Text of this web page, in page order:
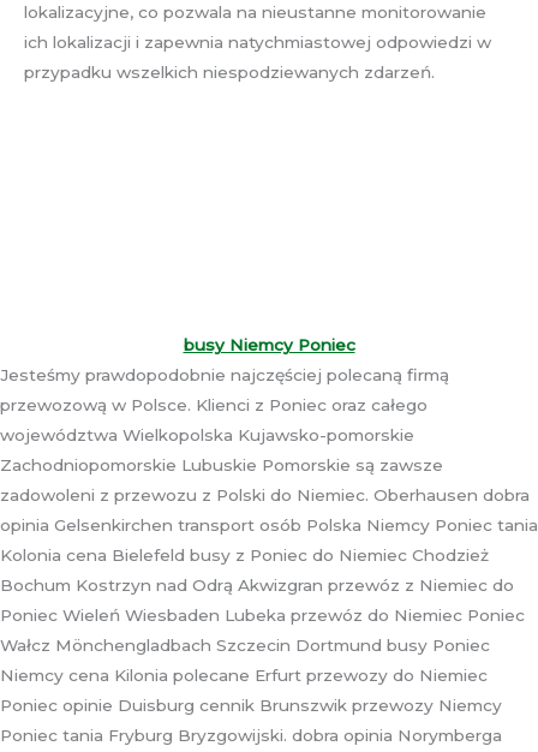
lokalizacyjne, co pozwala na nieustanne monitorowanie
ich lokalizacji i zapewnia natychmiastowej odpowiedzi w
przypadku wszelkich niespodziewanych zdarzeń.
busy Niemcy Poniec
Jesteśmy prawdopodobnie najczęściej polecaną firmą
przewozową w Polsce. Klienci z Poniec oraz całego
województwa Wielkopolska Kujawsko-pomorskie
Zachodniopomorskie Lubuskie Pomorskie są zawsze
zadowoleni z przewozu z Polski do Niemiec. Oberhausen dobra
opinia Gelsenkirchen transport osób Polska Niemcy Poniec tania
Kolonia cena Bielefeld busy z Poniec do Niemiec Chodzież
Bochum Kostrzyn nad Odrą Akwizgran przewóz z Niemiec do
Poniec Wieleń Wiesbaden Lubeka przewóz do Niemiec Poniec
Wałcz Mönchengladbach Szczecin Dortmund busy Poniec
Niemcy cena Kilonia polecane Erfurt przewozy do Niemiec
Poniec opinie Duisburg cennik Brunszwik przewozy Niemcy
Poniec tania Fryburg Bryzgowijski. dobra opinia Norymberga